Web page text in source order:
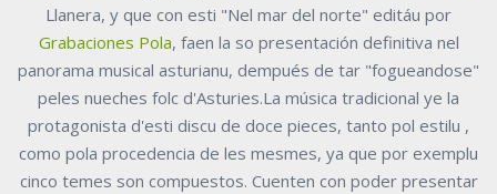
Llanera, y que con esti "Nel mar del norte" editáu por
Grabaciones Pola, faen la so presentación definitiva nel
panorama musical asturianu, dempués de tar "fogueandose"
peles nueches folc d'Asturies.La música tradicional ye la
protagonista d'esti discu de doce pieces, tanto pol estilu ,
como pola procedencia de les mesmes, ya que por exemplu
cinco temes son compuestos. Cuenten con poder presentar